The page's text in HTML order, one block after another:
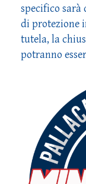
specifico sarà
di protezione
tutela, la
potranno